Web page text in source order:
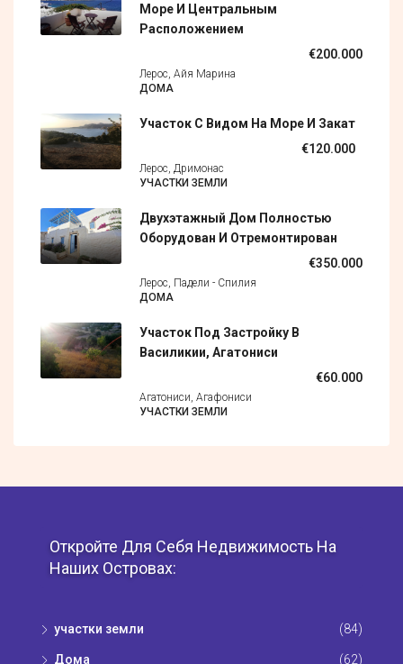
Море И Центральным
Расположением
€200.000
Лерос, Айя Марина
ДОМА
Участок С Видом На Море И Закат
€120.000
Лерос, Дримонас
УЧАСТКИ ЗЕМЛИ
Двухэтажный Дом Полностью
Оборудован И Отремонтирован
€350.000
Лерос, Падели - Спилия
ДОМА
Участок Под Застройку В
Василикии, Агатониси
€60.000
Агатониси, Агафониси
УЧАСТКИ ЗЕМЛИ
Откройте Для Себя Недвижимость На
Наших Островах:
участки земли (84)
Дома (62)